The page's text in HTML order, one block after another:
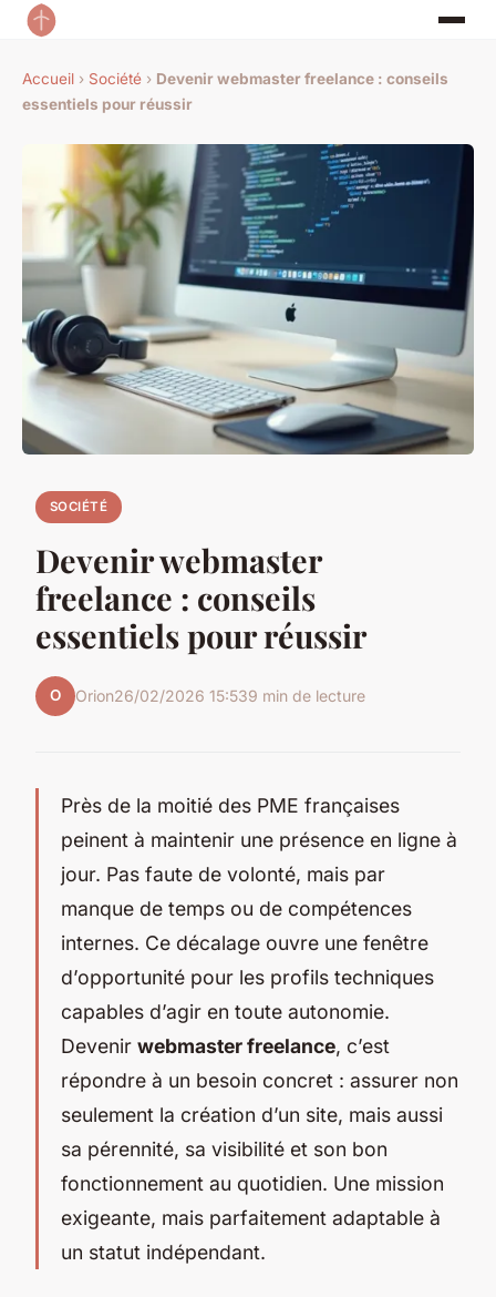
Accueil › Société › Devenir webmaster freelance : conseils
essentiels pour réussir
SOCIÉTÉ
Devenir webmaster
freelance : conseils
essentiels pour réussir
O Orion26/02/2026 15:539 min de lecture
Près de la moitié des PME françaises
peinent à maintenir une présence en ligne à
jour. Pas faute de volonté, mais par
manque de temps ou de compétences
internes. Ce décalage ouvre une fenêtre
d’opportunité pour les profils techniques
capables d’agir en toute autonomie.
Devenir webmaster freelance, c’est
répondre à un besoin concret : assurer non
seulement la création d’un site, mais aussi
sa pérennité, sa visibilité et son bon
fonctionnement au quotidien. Une mission
exigeante, mais parfaitement adaptable à
un statut indépendant.